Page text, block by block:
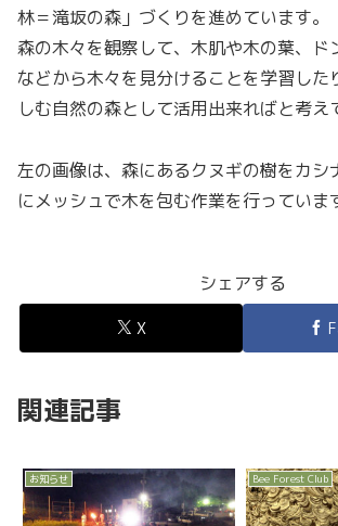
林＝滝坂の森」づくりを進めています。
森の木々を観察して、木肌や木の葉、ド
などから木々を見分けることを学習した
しむ自然の森として活用出来ればと考え
左の画像は、森にあるクヌギの樹をカシ
にメッシュで木を包む作業を行っていま
シェアする
X
関連記事
お知らせ Bee Forest Club